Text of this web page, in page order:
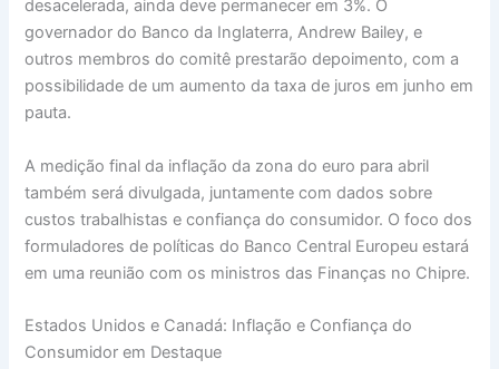
desacelerada, ainda deve permanecer em 3%. O
governador do Banco da Inglaterra, Andrew Bailey, e
outros membros do comitê prestarão depoimento, com a
possibilidade de um aumento da taxa de juros em junho em
pauta.
A medição final da inflação da zona do euro para abril
também será divulgada, juntamente com dados sobre
custos trabalhistas e confiança do consumidor. O foco dos
formuladores de políticas do Banco Central Europeu estará
em uma reunião com os ministros das Finanças no Chipre.
Estados Unidos e Canadá: Inflação e Confiança do
Consumidor em Destaque